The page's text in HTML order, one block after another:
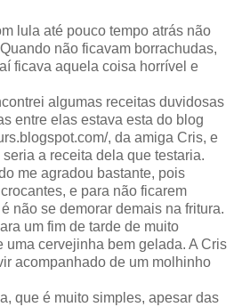
lula até pouco tempo atrás não
não ficavam borrachudas,
ficava aquela coisa horrível e
algumas receitas duvidosas
entre elas estava esta do blog
, da amiga Cris, e
a receita dela que testaria.
me agradou bastante, pois
e para não ficarem
não se demorar demais na fritura.
um fim de tarde de muito
uma cervejinha bem gelada. A Cris
acompanhado de um molhinho
que é muito simples, apesar das